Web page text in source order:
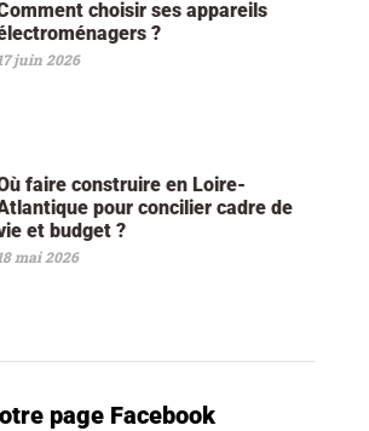
choisir ses appareils
?
juin 2026
faire construire en Loire-
pour concilier cadre de
et budget ?
18 mai 2026
page Facebook